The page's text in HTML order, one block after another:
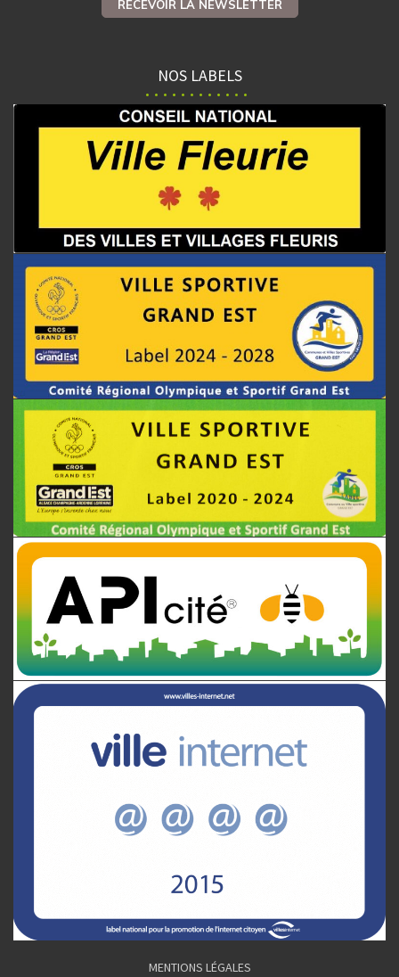
RECEVOIR LA NEWSLETTER
NOS LABELS
MENTIONS LÉGALES